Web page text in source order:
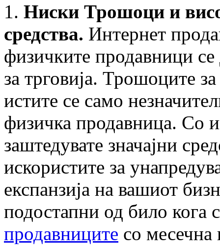
1. Ниски Трошоци и
средства. Интернет
физичките продавници
за трговија. Трошоците
истите се само
физичка продавница. Со
заштедувате значајни
искористите за
експанзија на вашиот
подостапни од било кога
продавниците со месечна